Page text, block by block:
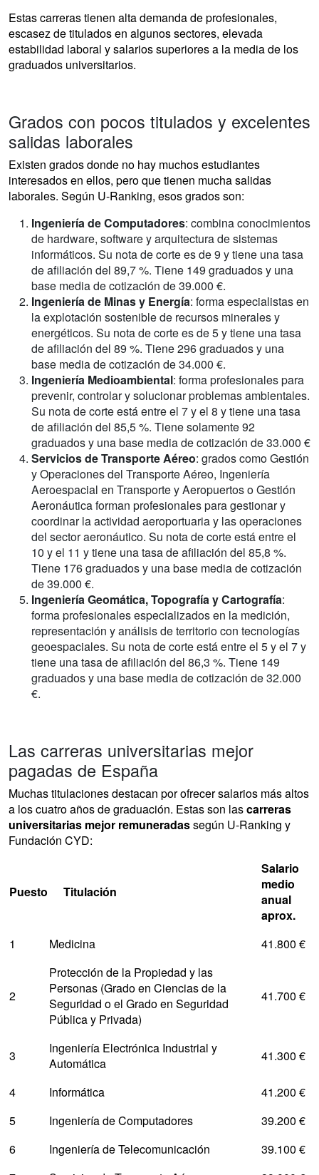
Estas carreras tienen alta demanda de profesionales,
escasez de titulados en algunos sectores, elevada
estabilidad laboral y salarios superiores a la media de los
graduados universitarios.
Grados con pocos titulados y excelentes
salidas laborales
Existen grados donde no hay muchos estudiantes
interesados en ellos, pero que tienen mucha salidas
laborales. Según U-Ranking, esos grados son:
Ingeniería de Computadores: combina conocimientos
de hardware, software y arquitectura de sistemas
informáticos. Su nota de corte es de 9 y tiene una tasa
de afiliación del 89,7 %. Tiene 149 graduados y una
base media de cotización de 39.000 €.
Ingeniería de Minas y Energía: forma especialistas en
la explotación sostenible de recursos minerales y
energéticos. Su nota de corte es de 5 y tiene una tasa
de afiliación del 89 %. Tiene 296 graduados y una
base media de cotización de 34.000 €.
Ingeniería Medioambiental: forma profesionales para
prevenir, controlar y solucionar problemas ambientales.
Su nota de corte está entre el 7 y el 8 y tiene una tasa
de afiliación del 85,5 %. Tiene solamente 92
graduados y una base media de cotización de 33.000 €
Servicios de Transporte Aéreo: grados como Gestión
y Operaciones del Transporte Aéreo, Ingeniería
Aeroespacial en Transporte y Aeropuertos o Gestión
Aeronáutica forman profesionales para gestionar y
coordinar la actividad aeroportuaria y las operaciones
del sector aeronáutico. Su nota de corte está entre el
10 y el 11 y tiene una tasa de afiliación del 85,8 %.
Tiene 176 graduados y una base media de cotización
de 39.000 €.
Ingeniería Geomática, Topografía y Cartografía:
forma profesionales especializados en la medición,
representación y análisis de territorio con tecnologías
geoespaciales. Su nota de corte está entre el 5 y el 7 y
tiene una tasa de afiliación del 86,3 %. Tiene 149
graduados y una base media de cotización de 32.000
€.
Las carreras universitarias mejor
pagadas de España
Muchas titulaciones destacan por ofrecer salarios más altos
a los cuatro años de graduación. Estas son lascarreras
universitarias mejor remuneradassegún U-Ranking y
Fundación CYD:
Puesto Titulación
Salario
medio
anual
aprox.
1
Medicina 41.800 €
2
Protección de la Propiedad y las
Personas (Grado en Ciencias de la
Seguridad o el Grado en Seguridad
Pública y Privada)
41.700 €
3
Ingeniería Electrónica Industrial y
Automática
41.300 €
4 Informática
41.200 €
5
Ingeniería de Computadores
39.200 €
6
Ingeniería de Telecomunicación
39.100 €